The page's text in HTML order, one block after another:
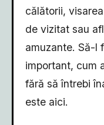
călătorii,
de vizitat sau
amuzante. Să-l
important, cum
fără să întrebi
este aici.